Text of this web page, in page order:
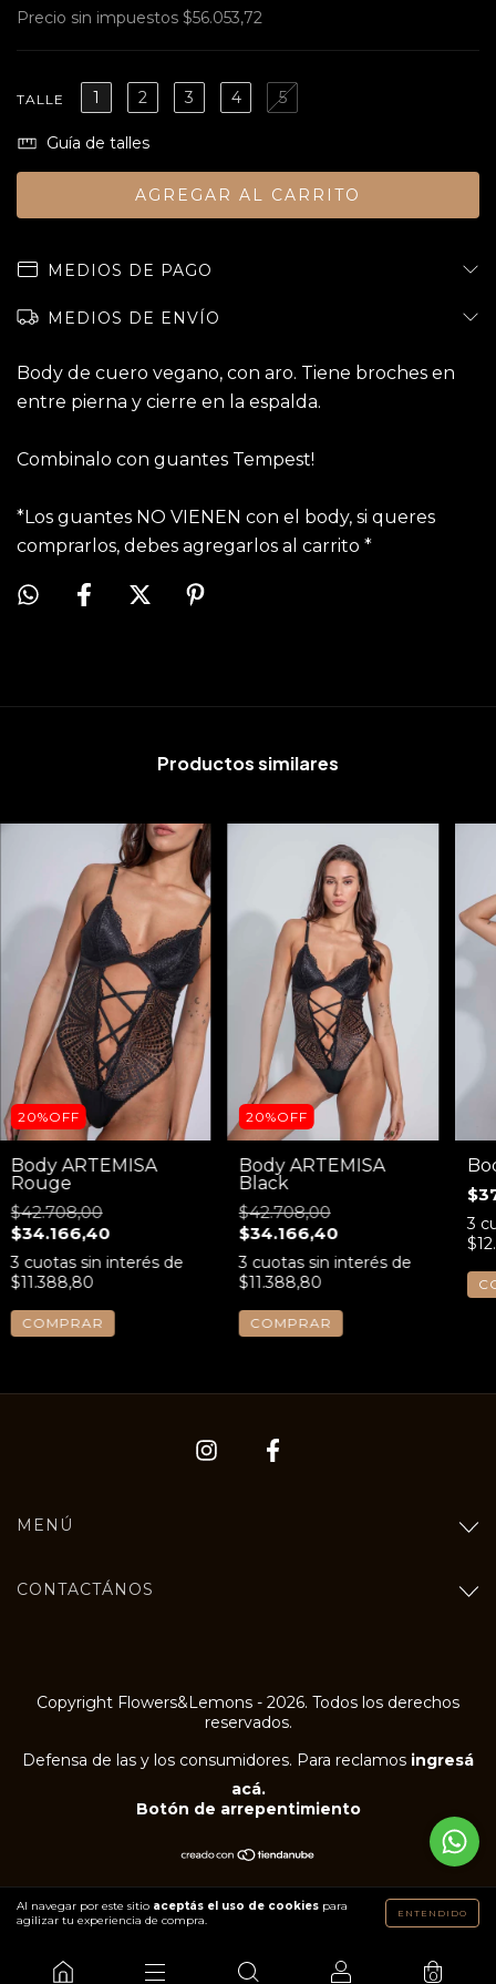
Al navegar por este sitio aceptás el uso de cookies para
agilizar tu experiencia de compra.
ENTENDIDO
0
Precio sin impuestos $56.053,72
TALLE 1 2 3 4 5
Guía de talles
MEDIOS DE PAGO
MEDIOS DE ENVÍO
Body de cuero vegano, con aro. Tiene broches en
entre pierna y cierre en la espalda.
Combinalo con guantes Tempest!
*Los guantes NO VIENEN con el body, si queres
comprarlos, debes agregarlos al carrito *
Productos similares
20%OFF
Body ARTEMISA
Rouge
$42.708,00
$34.166,40
3 cuotas sin interés de
$11.388,80
COMPRAR
20%OFF
Body ARTEMISA
Black
$42.708,00
$34.166,40
3 cuotas sin interés de
$11.388,80
COMPRAR
3
MENÚ
CONTACTÁNOS
Copyright Flowers&Lemons - 2026. Todos los derechos
reservados.
Defensa de las y los consumidores. Para reclamos ingresá
acá.
Botón de arrepentimiento